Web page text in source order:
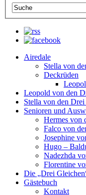
Airedale
Stella von
Deckrüden
Leopold von den
Stella von den
Senioren und
Hermes von
Falco von
Josephine
Hugo –
Nadezhda
Florentine
Die „Drei
Gästebuch
Kontakt